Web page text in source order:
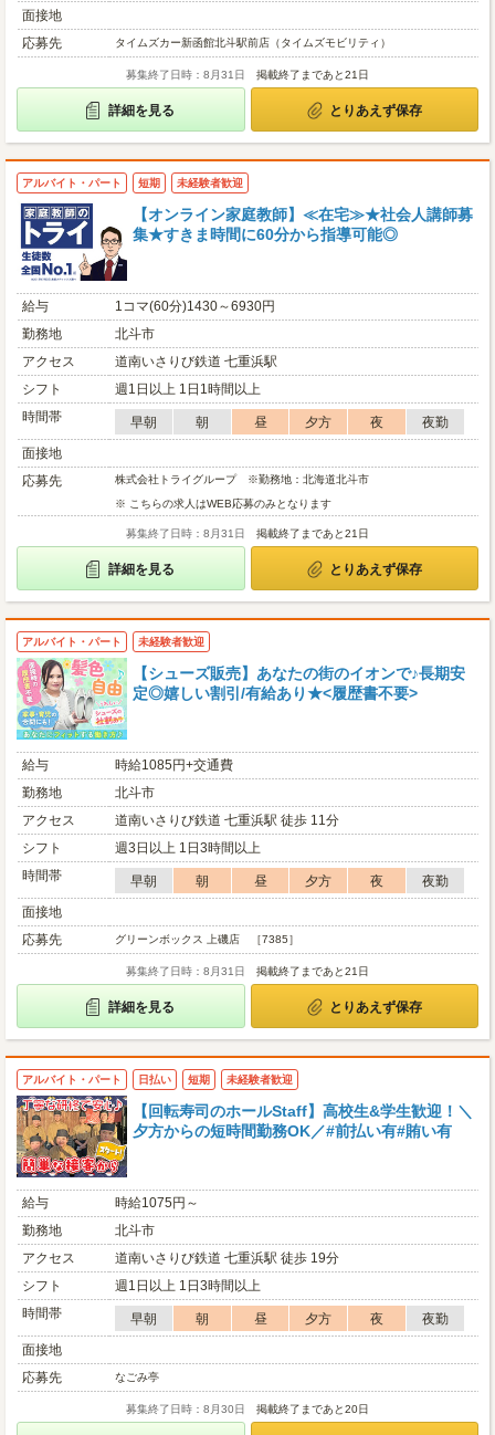
面接地
応募先
タイムズカー新函館北斗駅前店（タイムズモビリティ）
募集終了日時：8月31日 掲載終了まであと21日
詳細を見る とりあえず保存
アルバイト・パート 短期 未経験者歓迎
【オンライン家庭教師】≪在宅≫★社会人講師募
集★すきま時間に60分から指導可能◎
給与
1コマ(60分)1430～6930円
勤務地
北斗市
アクセス
道南いさりび鉄道 七重浜駅
シフト
週1日以上 1日1時間以上
時間帯
早朝 朝 昼 夕方 夜
夜勤
面接地
応募先
株式会社トライグループ ※勤務地：北海道北斗市
※ こちらの求人はWEB応募のみとなります
募集終了日時：8月31日 掲載終了まであと21日
詳細を見る とりあえず保存
アルバイト・パート 未経験者歓迎
【シューズ販売】あなたの街のイオンで♪長期安
定◎嬉しい割引/有給あり★<履歴書不要>
給与
時給1085円+交通費
勤務地
北斗市
アクセス
道南いさりび鉄道 七重浜駅 徒歩 11分
シフト
週3日以上 1日3時間以上
時間帯
早朝 朝 昼 夕方 夜
夜勤
面接地
応募先
グリーンボックス 上磯店 ［7385］
募集終了日時：8月31日 掲載終了まであと21日
詳細を見る とりあえず保存
アルバイト・パート 日払い 短期 未経験者歓迎
【回転寿司のホールStaff】高校生&学生歓迎！＼
夕方からの短時間勤務OK／#前払い有#賄い有
給与
時給1075円～
勤務地
北斗市
アクセス
道南いさりび鉄道 七重浜駅 徒歩 19分
シフト
週1日以上 1日3時間以上
時間帯
早朝 朝 昼 夕方 夜
夜勤
面接地
応募先
なごみ亭
募集終了日時：8月30日 掲載終了まであと20日